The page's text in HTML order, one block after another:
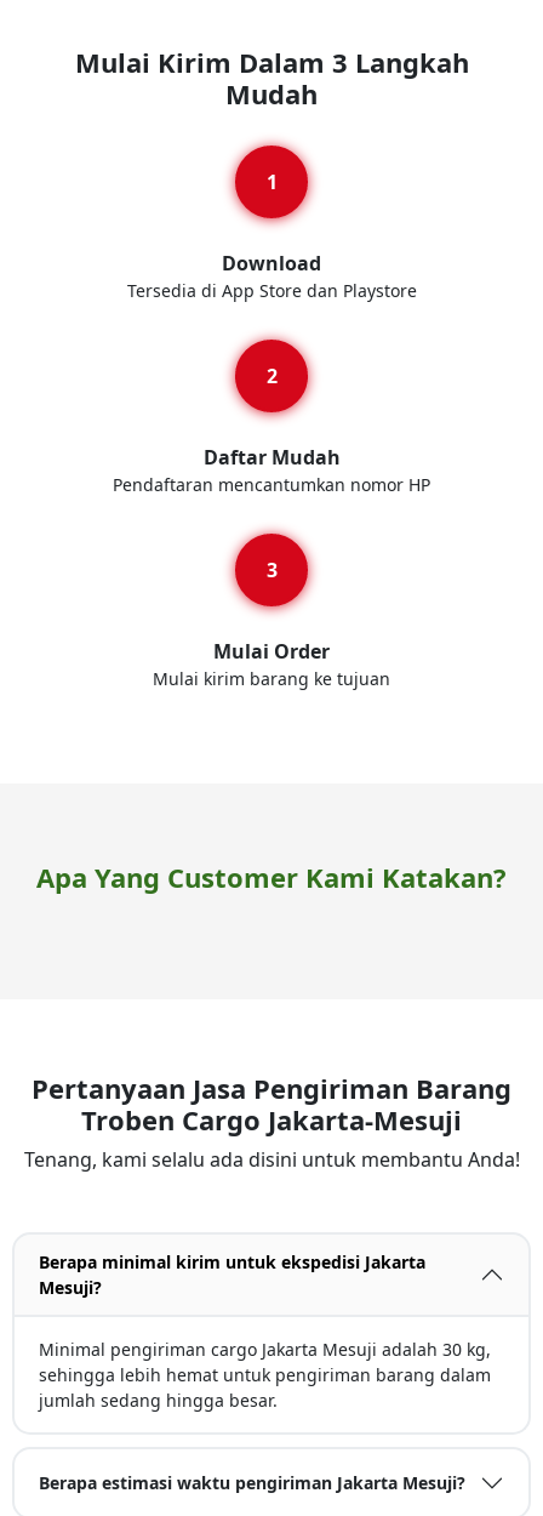
Mulai Kirim Dalam 3 Langkah
Mudah
Download
Tersedia di App Store dan Playstore
Daftar Mudah
Pendaftaran mencantumkan nomor HP
Mulai Order
Mulai kirim barang ke tujuan
Apa Yang Customer Kami Katakan?
Pertanyaan Jasa Pengiriman Barang
Troben Cargo Jakarta-Mesuji
Tenang, kami selalu ada disini untuk membantu Anda!
Berapa minimal kirim untuk ekspedisi Jakarta
Mesuji?
Minimal pengiriman cargo Jakarta Mesuji adalah 30 kg,
sehingga lebih hemat untuk pengiriman barang dalam
jumlah sedang hingga besar.
Berapa estimasi waktu pengiriman Jakarta Mesuji?